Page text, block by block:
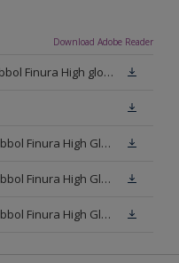
Download Adobe Reader
Technisch Informatieblad Rubbol Finura High gloss (PDF)
Veiligheidsinformatieblad Rubbol Finura High Gloss W05 (MSDS)
Veiligheidsinformatieblad Rubbol Finura High Gloss White (MSDS)
Veiligheidsinformatieblad Rubbol Finura High Gloss N00 (MSDS)